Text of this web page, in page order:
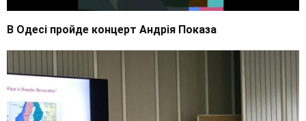
В Одесі пройде концерт Андрія Показа